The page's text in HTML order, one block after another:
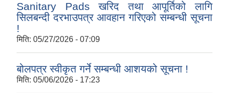
Sanitary Pads खरिद तथा आपूर्तिको लागि
सिलबन्दी दरभाउपत्र आवहान गरिएको सम्बन्धी सूचना
!
मिति: 05/27/2026 - 07:09
बोलपत्र स्वीकृत गर्ने सम्बन्धी आशयको सूचना !
मिति: 05/06/2026 - 17:23